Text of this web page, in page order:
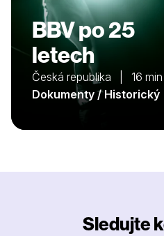
BBV po 25
letech
Česká republika | 16 min
Dokumenty / Historický
Sledujte